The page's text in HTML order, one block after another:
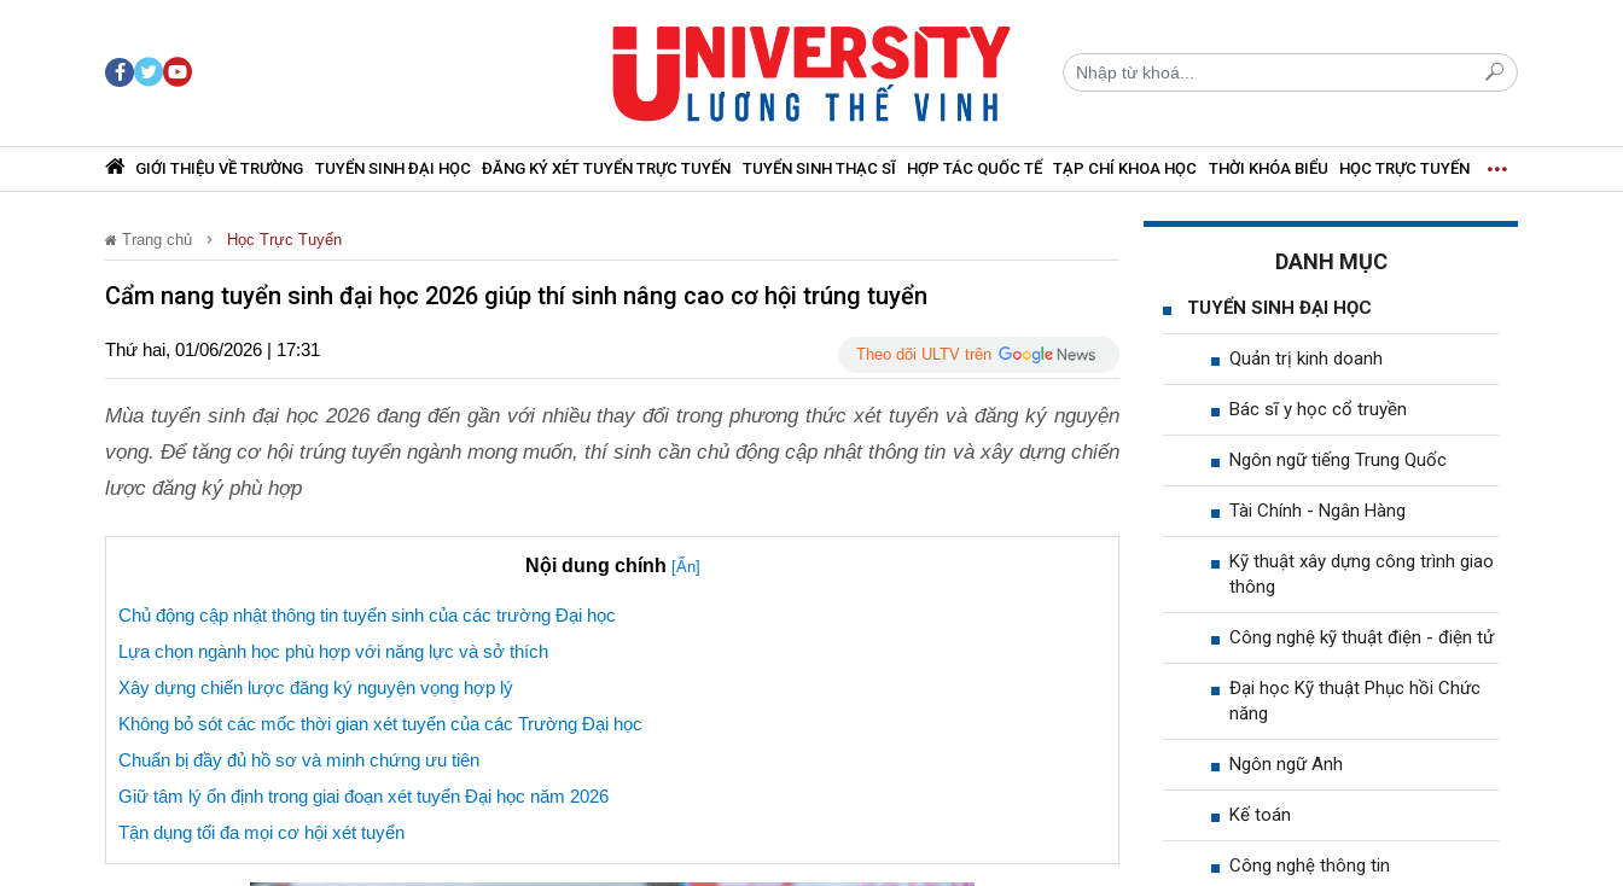
GIỚI THIỆU VỀ TRƯỜNG TUYỂN SINH ĐẠI HỌC ĐĂNG KÝ XÉT TUYỂN TRỰC TUYẾN TUYỂN SINH THẠC SĨ HỢP TÁC QUỐC TẾ TẠP CHÍ KHOA HỌC THỜI KHÓA BIỂU HỌC TRỰC TUYẾN
Trang chủ Học Trực Tuyến
Cẩm nang tuyển sinh đại học 2026 giúp thí sinh nâng cao cơ hội trúng tuyển
Thứ hai, 01/06/2026 | 17:31 Theo dõi ULTV trên
Mùa tuyển sinh đại học 2026 đang đến gần với nhiều thay đổi trong phương thức xét tuyển và đăng ký nguyện
vọng. Để tăng cơ hội trúng tuyển ngành mong muốn, thí sinh cần chủ động cập nhật thông tin và xây dựng chiến
lược đăng ký phù hợp
Nội dung chính [Ẩn]
Chủ động cập nhật thông tin tuyển sinh của các trường Đại học
Lựa chọn ngành học phù hợp với năng lực và sở thích
Xây dựng chiến lược đăng ký nguyện vọng hợp lý
Không bỏ sót các mốc thời gian xét tuyển của các Trường Đại học
Chuẩn bị đầy đủ hồ sơ và minh chứng ưu tiên
Giữ tâm lý ổn định trong giai đoạn xét tuyển Đại học năm 2026
Tận dụng tối đa mọi cơ hội xét tuyển
DANH MỤC
TUYỂN SINH ĐẠI HỌC
Quản trị kinh doanh
Bác sĩ y học cổ truyền
Ngôn ngữ tiếng Trung Quốc
Tài Chính - Ngân Hàng
Kỹ thuật xây dựng công trình giao
thông
Công nghệ kỹ thuật điện - điện tử
Đại học Kỹ thuật Phục hồi Chức
năng
Ngôn ngữ Anh
Kế toán
Công nghệ thông tin